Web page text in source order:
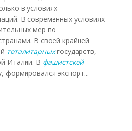
в условиях
В современных условиях
мер по
В своей крайней
тоталитарныхгосударств,
Италии. В фашистской
формировался экспорт...